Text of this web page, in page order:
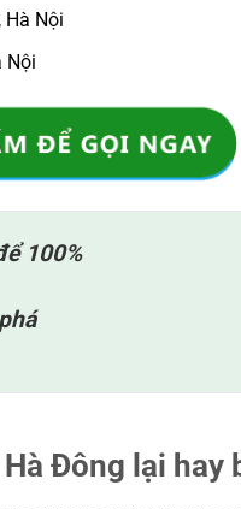
Nội
Nội
100%
Đông lại hay